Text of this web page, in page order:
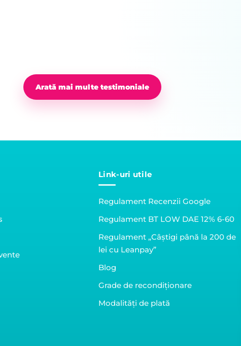
Arată mai multe testimoniale
Link-uri utile
Regulament Recenzii Google
Regulament BT LOW DAE 12% 6-60
Regulament „Câștigi până la 200 de
lei cu Leanpay”
Blog
Grade de recondiționare
Modalități de plată